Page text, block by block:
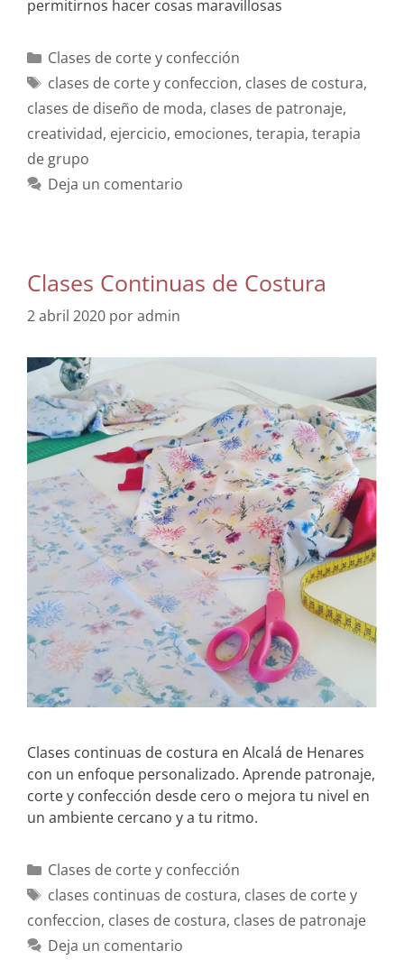
permitirnos hacer cosas maravillosas
Clases de corte y confección
clases de corte y confeccion, clases de costura,
clases de diseño de moda, clases de patronaje,
creatividad, ejercicio, emociones, terapia, terapia
de grupo
Deja un comentario
Clases Continuas de Costura
2 abril 2020 poradmin
Clases continuas de costura en Alcalá de Henares
con un enfoque personalizado. Aprende patronaje,
corte y confección desde cero o mejora tu nivel en
un ambiente cercano y a tu ritmo.
Clases de corte y confección
clases continuas de costura, clases de corte y
confeccion, clases de costura, clases de patronaje
Deja un comentario